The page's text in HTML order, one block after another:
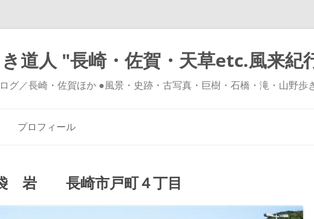
道人 "長崎・佐賀・天草etc.風来紀
グ／長崎・佐賀ほか ●風景・史跡・古写真・巨樹・石橋・滝・山野歩
プロフィール
岩 長崎市戸町４丁目